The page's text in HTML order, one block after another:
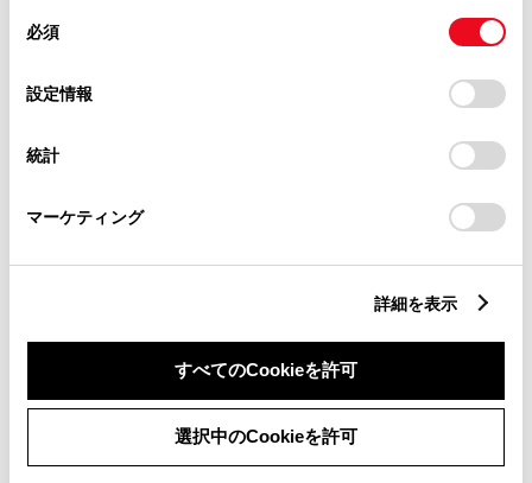
デバイスにすべてのCookie(クッキー)が保存されることに同
意したことになります。Cookie(クッキー)のオプトアウト、
設定の変更、同意を撤回したりするにあたっては、当社の
「Cookie（クッキー）情報の取り扱いについて
」をご覧くだ
必須
設定情報
統計
マーケティング
詳細を表示
すべてのCookieを許可
選択中のCookieを許可
EV・PHV充電サポートを詳しく見る
全国約5,000店舗へ
アフターサービスの相談と
予約をする